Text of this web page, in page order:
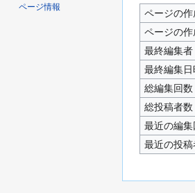
ページの作
ページの作
最終編集者
最終編集日
総編集回数
総投稿者数
最近の編
最近の投稿
ページ情報